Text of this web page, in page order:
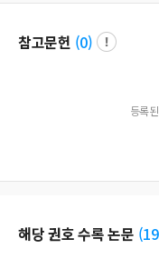
참고문헌 (0)
등록
해당 권호 수록 논문 (19